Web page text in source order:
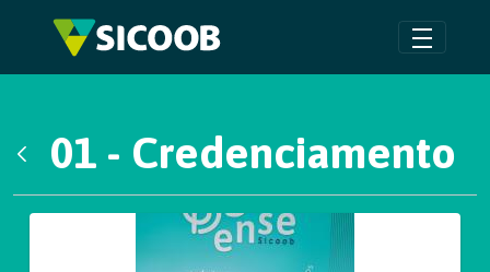
Pular para o Conteúdo principal
01 - Credenciamento